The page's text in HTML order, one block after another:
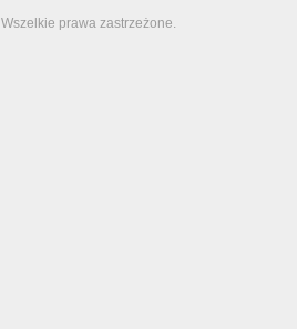
. Wszelkie prawa zastrzeżone.